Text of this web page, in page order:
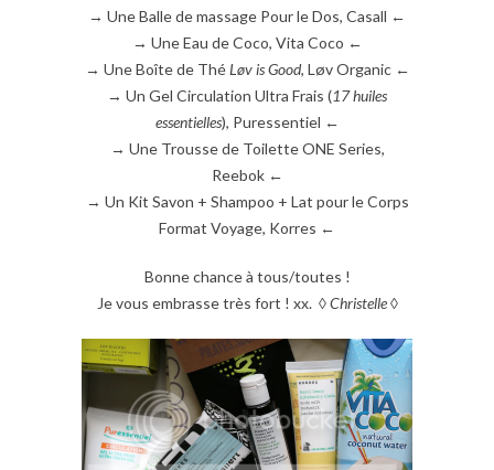
→ Une Balle de massage Pour le Dos, Casall ←
→ Une Eau de Coco, Vita Coco ←
→ Une Boîte de ThéLøv is Good, Løv Organic ←
→ Un Gel Circulation Ultra Frais (17 huiles
essentielles), Puressentiel ←
→ Une Trousse de Toilette ONE Series,
Reebok ←
→ Un Kit Savon + Shampoo + Lat pour le Corps
Format Voyage, Korres ←
Bonne chance à tous/toutes !
Je vous embrasse très fort ! xx. ◊Christelle◊